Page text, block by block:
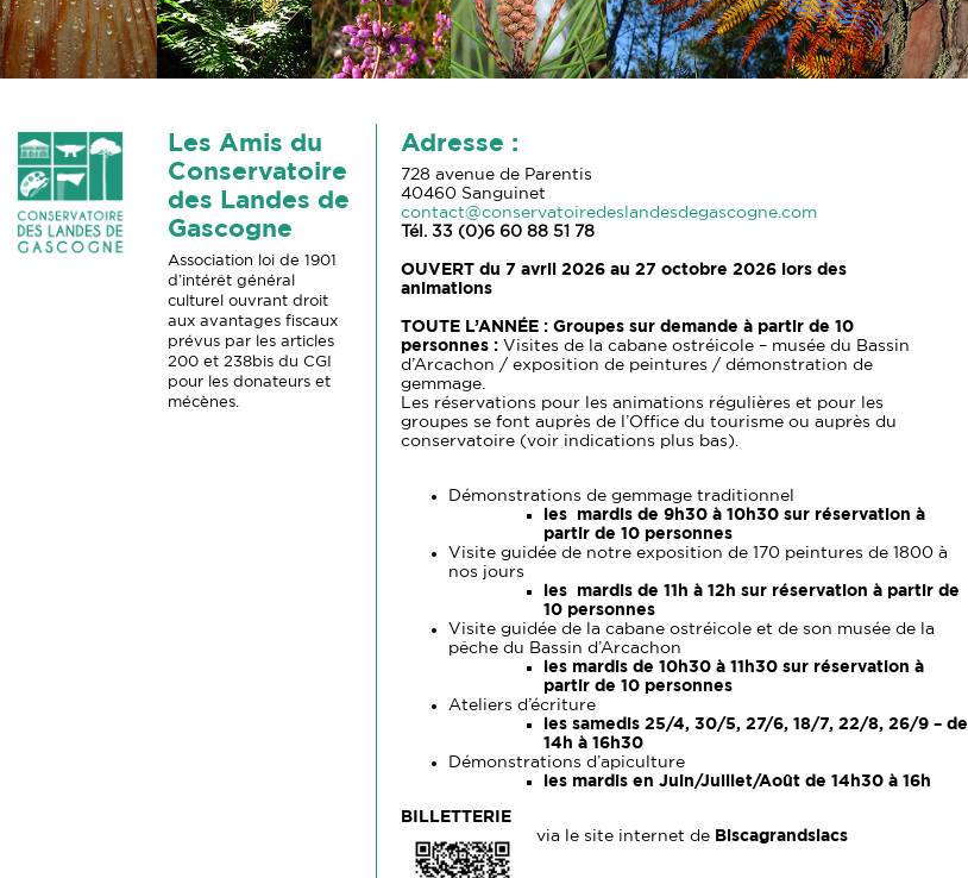
Les Amis du
Conservatoire
des Landes de
Gascogne
Association loi de 1901
d’intérêt général
culturel ouvrant droit
aux avantages fiscaux
prévus par les articles
200 et 238bis du CGI
pour les donateurs et
mécènes.
Adresse :
728 avenue de Parentis
40460 Sanguinet
contact@conservatoiredeslandesdegascogne.com
Tél. 33 (0)6 60 88 51 78
OUVERT du 7 avril 2026 au 27 octobre 2026 lors des
animations
TOUTE L’ANNÉE :Groupes sur demande à partir de 10
personnes : Visites de la cabane ostréicole – musée du Bassin
d’Arcachon / exposition de peintures / démonstration de
gemmage.
Les réservations pour les animations régulières et pour les
groupes se font auprès de l’Office du tourisme ou auprès du
conservatoire (voir indications plus bas).
Démonstrations de gemmage traditionnel
les mardis de 9h30 à 10h30 sur réservation à
partir de 10 personnes
Visite guidée de notre exposition de 170 peintures de 1800 à
nos jours
les mardis de 11h à 12h sur réservation à partir de
10 personnes
Visite guidée de la cabane ostréicole et de son musée de la
pêche du Bassin d’Arcachon
les mardis de 10h30 à 11h30 sur réservation à
partir de 10 personnes
Ateliers d’écriture
les samedis 25/4, 30/5, 27/6, 18/7, 22/8, 26/9 – de
14h à 16h30
Démonstrations d’apiculture
les mardis en Juin/Juillet/Août de 14h30 à 16h
BILLETTERIE
via le site internet de Biscagrandslacs